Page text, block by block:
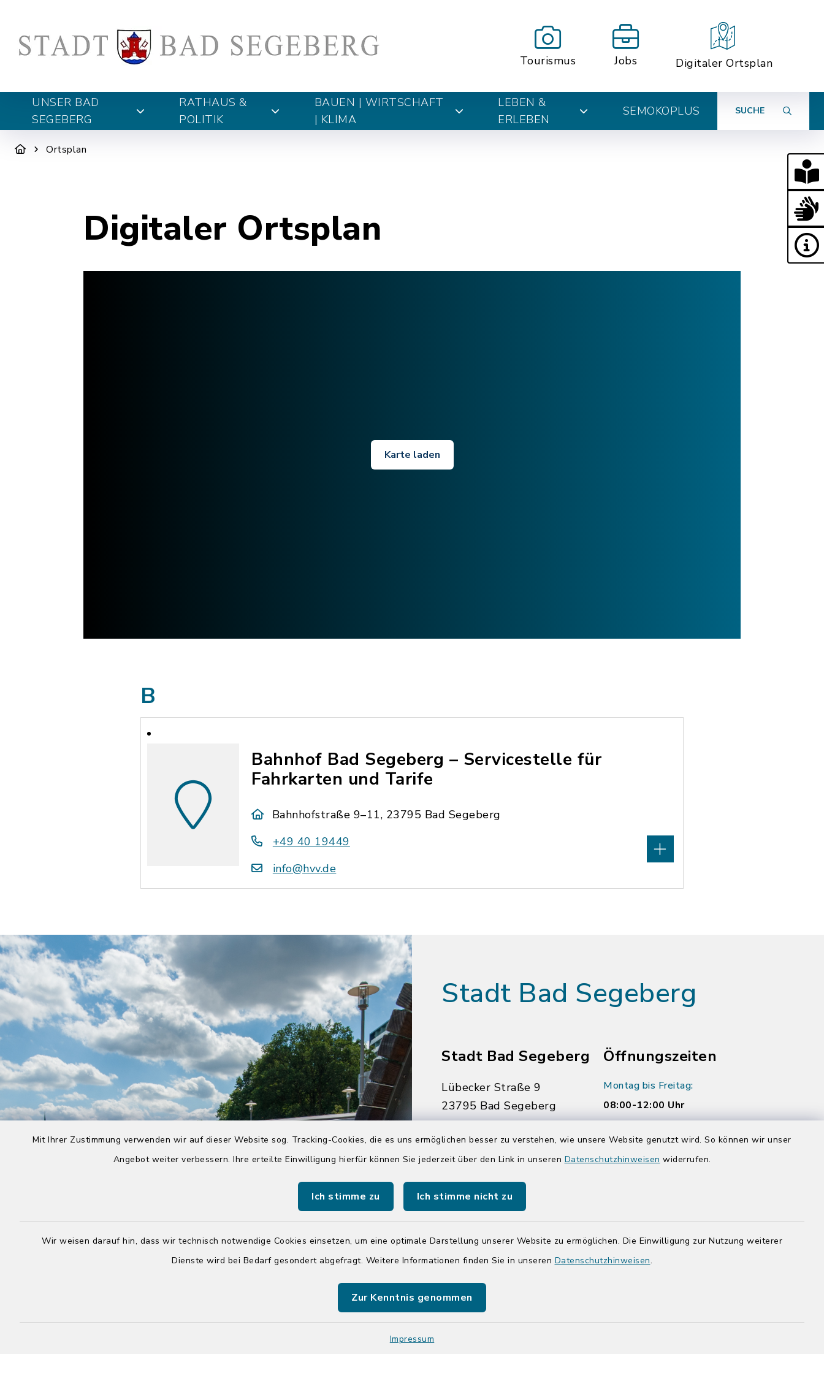
Mit Ihrer Zustimmung verwenden wir auf dieser Website sog. Tracking-Cookies, die es uns ermöglichen besser zu verstehen, wie unsere Website genutzt wird. So können wir unser
Angebot weiter verbessern. Ihre erteilte Einwilligung hierfür können Sie jederzeit über den Link in unseren Datenschutzhinweisen widerrufen.
Ich stimme zu Ich stimme nicht zu
Wir weisen darauf hin, dass wir technisch notwendige Cookies einsetzen, um eine optimale Darstellung unserer Website zu ermöglichen. Die Einwilligung zur Nutzung weiterer
Dienste wird bei Bedarf gesondert abgefragt. Weitere Informationen finden Sie in unseren Datenschutzhinweisen.
Zur Kenntnis genommen
Impressum
Tourismus Jobs Digitaler Ortsplan
UNSER BAD
SEGEBERG
RATHAUS &
POLITIK
BAUEN | WIRTSCHAFT
| KLIMA
LEBEN &
ERLEBEN
SEMOKOPLUS SUCHE
Ortsplan
Digitaler Ortsplan
Karte laden
B
Bahnhof Bad Segeberg – Servicestelle für
Fahrkarten und Tarife
Bahnhofstraße 9–11, 23795 Bad Segeberg
+49 40 19449
info@hvv.de
Stadt Bad Segeberg
Stadt Bad Segeberg
Lübecker Straße 9
23795 Bad Segeberg
youtube
Öffnungszeiten
Montag bis Freitag:
08:00-12:00 Uhr
Donnerstag zusätzlich:
14:00-17:00 Uhr
Quicklinks
Kreis Segeberg
Tourist-Info der Stadt Bad
Segeberg